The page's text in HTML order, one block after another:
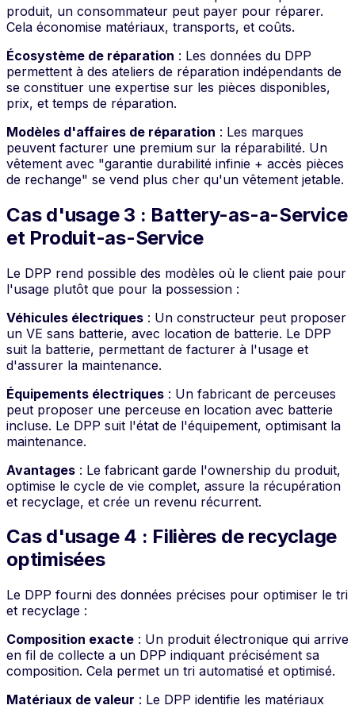
produit, un consommateur peut payer pour réparer.
Cela économise matériaux, transports, et coûts.
Écosystème de réparation : Les données du DPP
permettent à des ateliers de réparation indépendants de
se constituer une expertise sur les pièces disponibles,
prix, et temps de réparation.
Modèles d'affaires de réparation : Les marques
peuvent facturer une premium sur la réparabilité. Un
vêtement avec "garantie durabilité infinie + accès pièces
de rechange" se vend plus cher qu'un vêtement jetable.
Cas d'usage 3 : Battery-as-a-Service
et Produit-as-Service
Le DPP rend possible des modèles où le client paie pour
l'usage plutôt que pour la possession :
Véhicules électriques : Un constructeur peut proposer
un VE sans batterie, avec location de batterie. Le DPP
suit la batterie, permettant de facturer à l'usage et
d'assurer la maintenance.
Équipements électriques : Un fabricant de perceuses
peut proposer une perceuse en location avec batterie
incluse. Le DPP suit l'état de l'équipement, optimisant la
maintenance.
Avantages : Le fabricant garde l'ownership du produit,
optimise le cycle de vie complet, assure la récupération
et recyclage, et crée un revenu récurrent.
Cas d'usage 4 : Filières de recyclage
optimisées
Le DPP fourni des données précises pour optimiser le tri
et recyclage :
Composition exacte : Un produit électronique qui arrive
en fil de collecte a un DPP indiquant précisément sa
composition. Cela permet un tri automatisé et optimisé.
Matériaux de valeur : Le DPP identifie les matériaux